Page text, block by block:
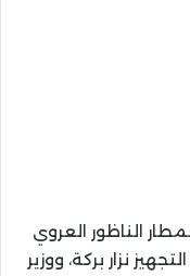
الناظور العروي
نزار بركة، ووزير